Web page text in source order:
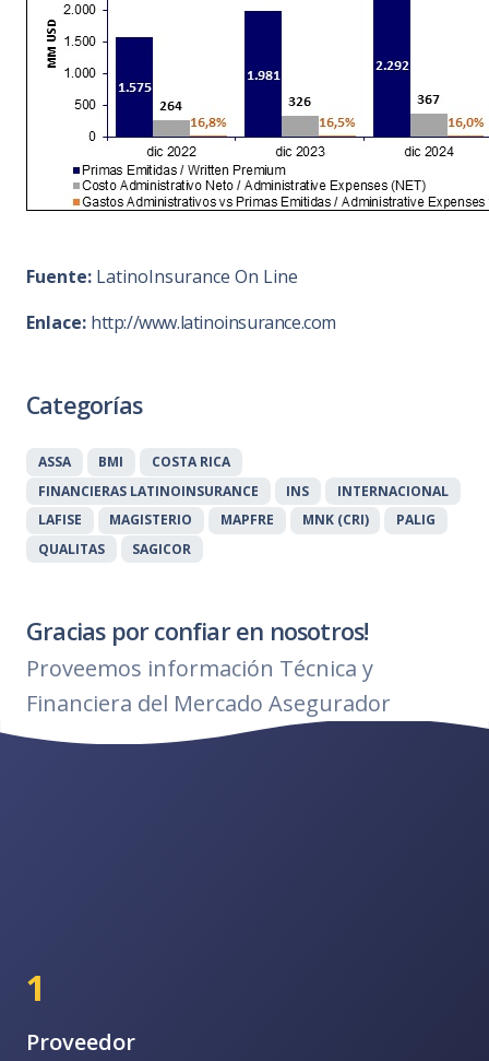
Fuente: LatinoInsurance On Line
Enlace: http://www.latinoinsurance.com
Categorías
ASSA BMI
COSTA RICA
FINANCIERAS LATINOINSURANCE
INS
INTERNACIONAL
LAFISE
MAGISTERIO MAPFRE MNK (CRI)
PALIG
QUALITAS
SAGICOR
Gracias por confiar en nosotros!
Proveemos información Técnica y
Financiera del Mercado Asegurador
1
Proveedor